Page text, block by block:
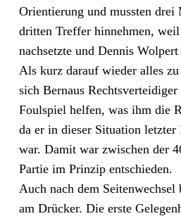
Orientierung und mussten drei
dritten Treffer hinnehmen,
nachsetzte und Dennis
Als kurz darauf wieder alles
sich Bernaus
Foulspiel helfen, was ihm die
da er in dieser Situation letzter
war. Damit war zwischen der
Partie im Prinzip entschieden.
Auch nach dem Seitenwechsel
am Drücker. Die erste